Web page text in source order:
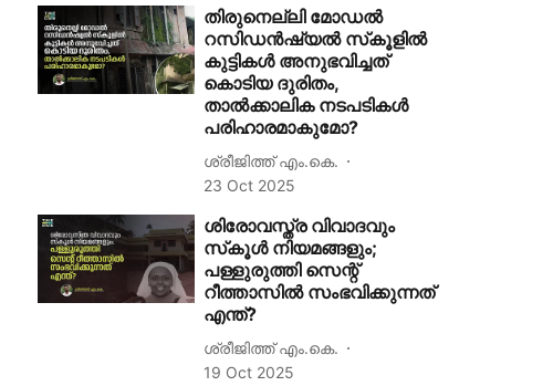
തിരുനെല്ലി മോഡല്‍
റസിഡന്‍ഷ്യല്‍ സ്‌കൂളില്‍
കുട്ടികള്‍ അനുഭവിച്ചത്
കൊടിയ ദുരിതം,
താല്‍ക്കാലിക നടപടികള്‍
പരിഹാരമാകുമോ?
ശ്രീജിത്ത് എം.കെ.
23 Oct 2025
ശിരോവസ്ത്ര വിവാദവും
സ്‌കൂള്‍ നിയമങ്ങളും;
പള്ളുരുത്തി സെന്റ്
റീത്താസില്‍ സംഭവിക്കുന്നത്
എന്ത്?
ശ്രീജിത്ത് എം.കെ.
19 Oct 2025